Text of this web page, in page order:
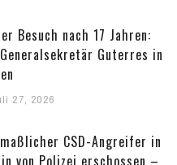
Besuch nach 17 Jahren:
Guterres in
27, 2026
CSD-Angreifer in
von Polizei erschossen –